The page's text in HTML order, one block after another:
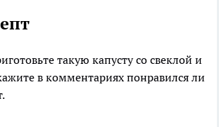
такую капусту со свеклой и
в комментариях понравился ли